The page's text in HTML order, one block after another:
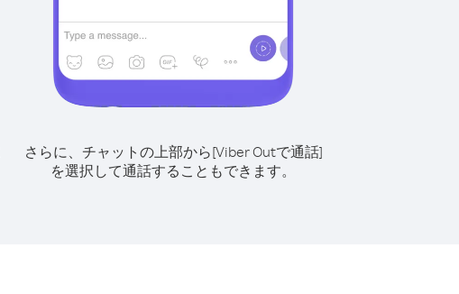
さらに、チャットの上部から[Viber Outで通話]
を選択して通話することもできます。